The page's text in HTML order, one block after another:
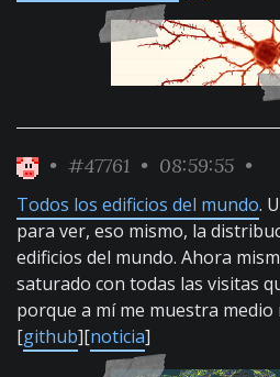
• #47761 • 08:59:55 •
Todos los edificios del mundo.
para ver, eso mismo, la
edificios del mundo. Ahora
saturado con todas las visitas
porque a mí me muestra medio
[github][noticia]